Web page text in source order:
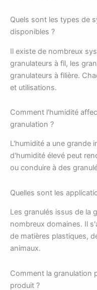
Quels sont les types de
disponibles ?
Il existe de nombreux
granulateurs à fil, les
granulateurs à filière.
et utilisations.
Comment l'humidité
granulation ?
L'humidité a une grande
d'humidité élevé peut
ou conduire à des
Quelles sont les
Les granulés issus de la
nombreux domaines. Il
de matières plastiques,
animaux.
Comment la granulation
produit ?